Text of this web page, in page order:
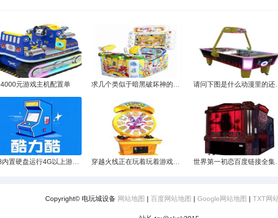
4000元游戏主机配置单
Copyright© 电玩城设备 网站地图 | 百度网站地图 | Google网站地图 | TXT网